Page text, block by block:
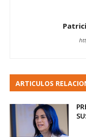
ARTICULOS